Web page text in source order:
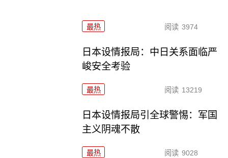
最热 阅读 3974
日本设情报局：中日关系面临严
峻安全考验
最热 阅读 13219
日本设情报局引全球警惕：军国
主义阴魂不散
最热 阅读 9028